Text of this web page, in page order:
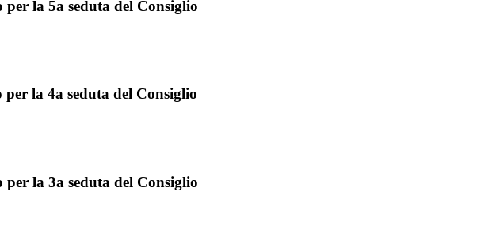
la 5a seduta del Consiglio
la 4a seduta del Consiglio
la 3a seduta del Consiglio